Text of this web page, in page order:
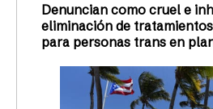
Denuncian como cruel e
eliminación de
para personas trans en